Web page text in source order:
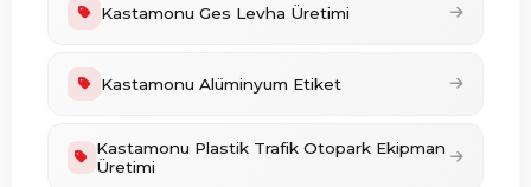
Kastamonu Ges Levha Üretimi
Kastamonu Alüminyum Etiket
Kastamonu Plastik Trafik Otopark Ekipman
Üretimi